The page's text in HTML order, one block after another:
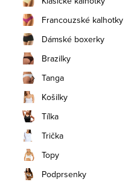
a
n
e
l
Francouzské kalhotky
Dámské boxerky
Brazilky
Tanga
Košilky
Tílka
Trička
Topy
Podprsenky